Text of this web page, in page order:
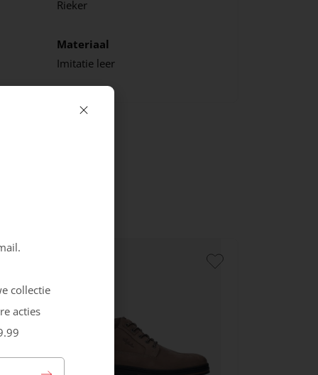
Rieker
Materiaal
Imitatie leer
collectie
acties